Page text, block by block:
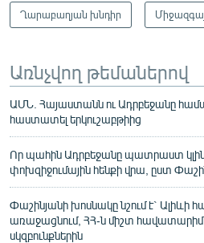
Ղարաբաղյան խնդիր
Առնչվող թեմաներով
ԱՄՆ. Հայաստանն ու Ադրբեջանը
հաստատել երկուշաբթիից
Որ պահին Ադրբեջանը պատրաստ
փոխզիջումային հենքի վրա, ըստ
Փաշինյանի խոսնակը նշում է` Ալիևի
առաջացնում, ՀՀ-ն միշտ
սկզբունքներին